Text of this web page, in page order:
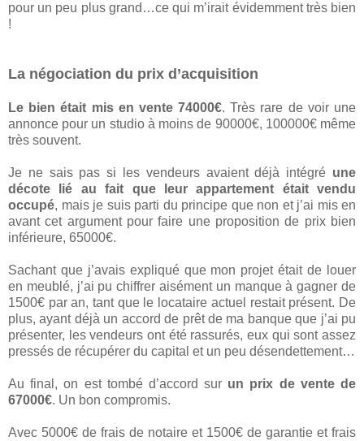
pour un peu plus grand…ce qui m’irait évidemment très bien
!
La négociation du prix d’acquisition
Le bien était mis en vente 74000€. Très rare de voir une
annonce pour un studio à moins de 90000€, 100000€ même
très souvent.
Je ne sais pas si les vendeurs avaient déjà intégré une
décote lié au fait que leur appartement était vendu
occupé, mais je suis parti du principe que non et j’ai mis en
avant cet argument pour faire une proposition de prix bien
inférieure, 65000€.
Sachant que j’avais expliqué que mon projet était de louer
en meublé, j’ai pu chiffrer aisément un manque à gagner de
1500€ par an, tant que le locataire actuel restait présent. De
plus, ayant déjà un accord de prêt de ma banque que j’ai pu
présenter, les vendeurs ont été rassurés, eux qui sont assez
pressés de récupérer du capital et un peu désendettement…
Au final, on est tombé d’accord sur un prix de vente de
67000€. Un bon compromis.
Avec 5000€ de frais de notaire et 1500€ de garantie et frais